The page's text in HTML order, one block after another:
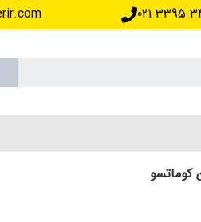
‪021 3395
کوماتسو